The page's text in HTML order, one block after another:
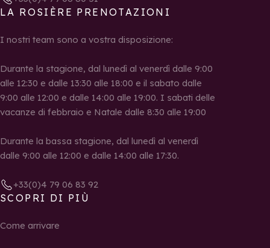
LA ROSIÈRE PRENOTAZIONI
I nostri team sono a vostra disposizione:
Durante la stagione, dal lunedì al venerdì dalle 9:00
alle 12:30 e dalle 13:30 alle 18:00 e il sabato dalle
9:00 alle 12:00 e dalle 14:00 alle 19:00. I sabati delle
vacanze di febbraio e Natale dalle 8:30 alle 19:00
Durante la bassa stagione, dal lunedì al venerdì
dalle 9:00 alle 12:00 e dalle 14:00 alle 17:30.
+33(0)4 79 06 83 92
SCOPRI DI PIÙ
Come arrivare